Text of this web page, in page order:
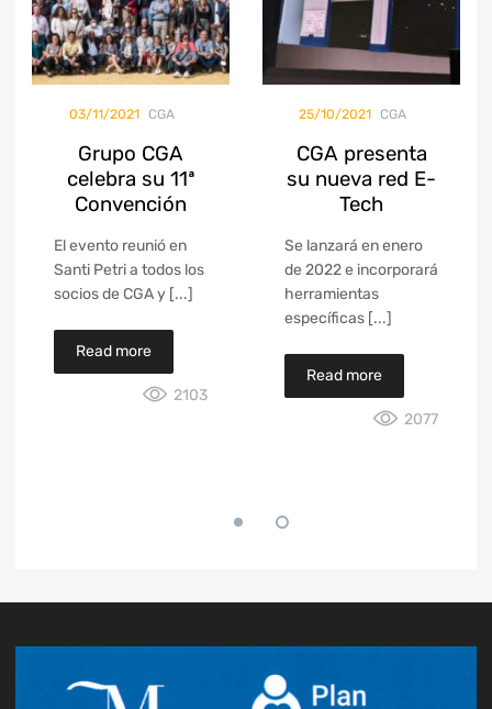
03/11/2021 CGA
Grupo CGA
celebra su 11ª
Convención
El evento reunió en
Santi Petri a todos los
socios de CGA y [...]
Read more
2103
25/10/2021 CGA
​CGA presenta
su nueva red E-
Tech
Se lanzará en enero
de 2022 e incorporará
herramientas
específicas [...]
Read more
2077